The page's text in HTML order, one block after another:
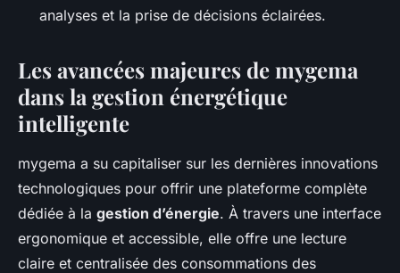
analyses et la prise de décisions éclairées.
Les avancées majeures de mygema
dans la gestion énergétique
intelligente
mygema a su capitaliser sur les dernières innovations
technologiques pour offrir une plateforme complète
dédiée à la gestion d’énergie. À travers une interface
ergonomique et accessible, elle offre une lecture
claire et centralisée des consommations des